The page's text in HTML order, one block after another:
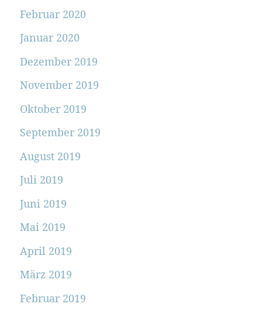
Februar 2020
Januar 2020
Dezember 2019
November 2019
Oktober 2019
September 2019
August 2019
Juli 2019
Juni 2019
Mai 2019
April 2019
März 2019
Februar 2019